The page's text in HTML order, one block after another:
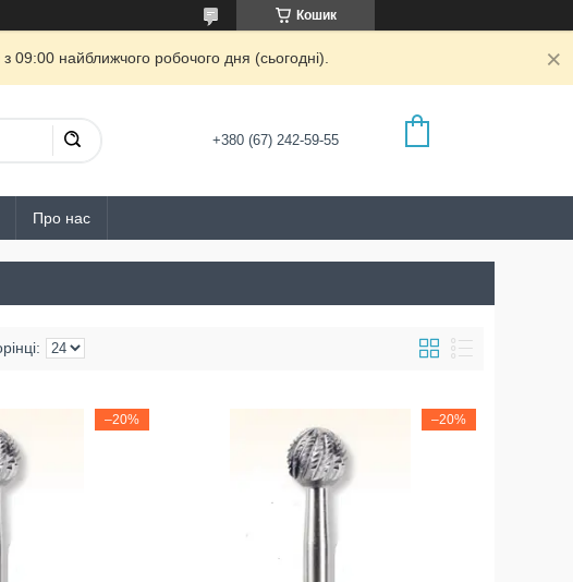
Кошик
09:00 найближчого робочого дня (сьогодні).
+380 (67) 242-59-55
Про нас
–20% –20%